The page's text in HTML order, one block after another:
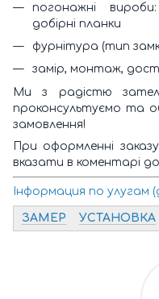
погонажні
добірні планки
фурнітура (тип
замір, монтаж,
Ми з радістю
проконсультуємо та
замовлення!
При оформленні
вказати в коментарі
Інформация по улугам
ЗАМЕР УСТАНОВКА